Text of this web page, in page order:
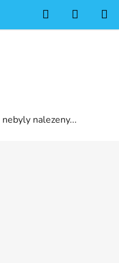
Hledat
KOŠÍK
nebyly nalezeny...